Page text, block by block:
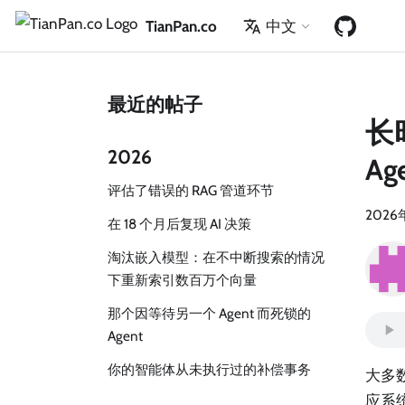
TianPan.co 中文
最近的帖子
2026
评估了错误的 RAG 管道环节
在 18 个月后复现 AI 决策
淘汰嵌入模型：在不中断搜索的情况
下重新索引数百万个向量
那个因等待另一个 Agent 而死锁的
Agent
你的智能体从未执行过的补偿事务
长
2026
大多
应系